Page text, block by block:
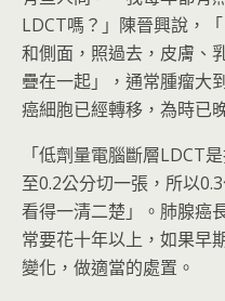
LDCT嗎？」陳晉興說，
和側面，照過去，皮膚、
疊在一起」，通常腫瘤大
癌細胞已經轉移，為時已
「低劑量電腦斷層LDCT
至0.2公分切一張，所以
看得一清二楚」。肺腺癌
常要花十年以上，如果早
變化，做適當的處置。